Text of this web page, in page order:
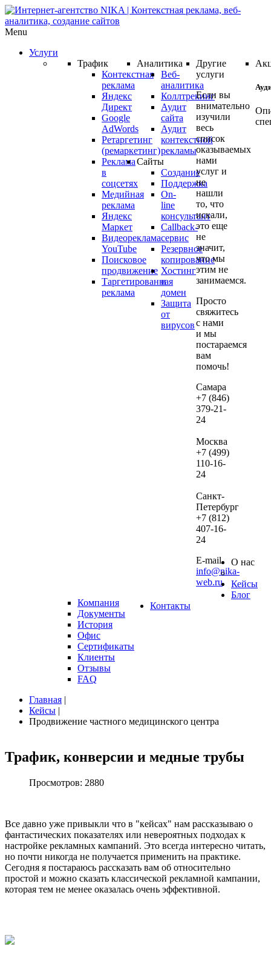
Menu
Услуги
Трафик
Контекстная
реклама
Яндекс
Директ
Google
AdWords
Ретаргетинг
(ремаркетинг)
Реклама
в
соцсетях
Медийная
реклама
Яндекс
Маркет
Видеореклама
YouTube
Поисковое
продвижение
Таргетированная
реклама
Аналитика
Веб-
аналитика
Коллтрекинг
Аудит
сайта
Аудит
контекстной
рекламы
Сайты
Создание
Поддержка
On-
line
консультант
Callback-
сервис
Резервное
копирование
Хостинг
и
домен
Защита
от
вирусов
Другие
услуги
Если вы
внимательно
изучили
весь
список
оказываемых
нами
услуг и
не
нашли
то, что
искали,
это еще
не
значит,
что мы
этим не
занимаемся.
Просто
свяжитесь
с нами
и мы
постараемся
вам
помочь!
Самара
+7 (846)
379-21-
24
Москва
+7 (499)
110-16-
24
Санкт-
Петербург
+7 (812)
407-16-
24
E-mail
info@nika-
web.ru
О нас
Компания
Документы
История
Офис
Сертификаты
Клиенты
Отзывы
FAQ
Кейсы
Блог
Контакты
Главная |
Кейсы |
Продвижение частного медицинского центра
Трафик, конверсии и медные трубы
Просмотров: 2880
Все давно уже привыкли что в "кейсах" нам рассказываю о
фантастических показателях или невероятных подходах к
настройке рекламных кампаний. Это всегда интересно читать,
но почти никогда не получается применить на практике.
Сегодня я постараюсь рассказать вам об относительно
простой и можно сказать классической рекламной кампании,
которая тем не менее оказалась очень эффективной.